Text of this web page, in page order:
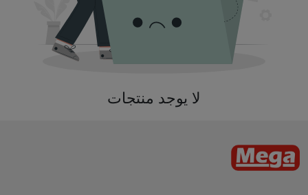
لا يوجد منتجات